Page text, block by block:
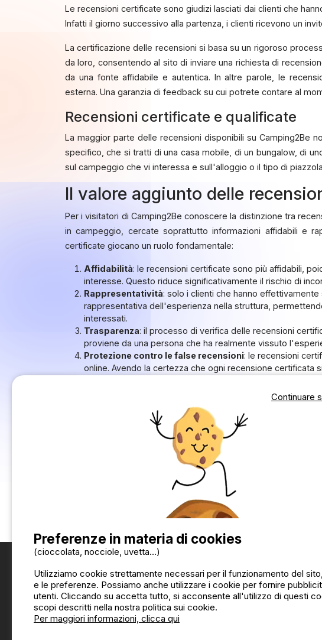
Le recensioni certificate sono giudizi lasciati dai clienti che
Infatti il giorno successivo alla partenza, i clienti ricevono un
La certificazione delle recensioni si basa su un rigoroso
da loro, consentendo al sito di inviare una richiesta di
da una fonte affidabile e autentica. In altre parole, le
esterna. Una garanzia di feedback su cui potrete contare al
Recensioni certificate e qualificate
La maggior parte delle recensioni disponibili su Camping2Be
specifico, che si tratti di una casa mobile, di un bungalow, di
sul campeggio che vi interessa e sull'alloggio o il tipo di
Il valore aggiunto delle
Per i visitatori di Camping2Be conoscere la distinzione tra
in campeggio, cercate soprattutto informazioni affidabili e
certificate giocano un ruolo fondamentale:
Affidabilità: le recensioni certificate sono più affidabili,
interesse. Questo riduce significativamente il rischio di
Rappresentatività: solo i clienti che hanno
rappresentativa dell'esperienza nella struttura,
interessati.
Trasparenza: il processo di verifica delle recensioni
proviene da una persona che ha realmente vissuto
Protezione contro le false recensioni: le recensioni
online. Avendo la certezza che ogni recensione certificata
: la qualità delle informazioni è
dei servizi, delle strutture, degli alloggi e dell'accoglienza
Su Camping2Be, le recensioni certificate sono più di una
che cercano di fare una scelta basandosi su informazioni
garantendo che ogni decisione si basi su testimonianze
Buona lettura e buon soggiorno in campeggio!
Continuare
Preferenze in materia di cookies
(cioccolata, nocciole, uvetta...)
Utilizziamo cookie strettamente necessari per il funzionamento del
e le preferenze. Possiamo anche utilizzare i cookie per fornire
utenti. Cliccando su accetta tutto, si acconsente all'utilizzo di questi
scopi descritti nella nostra politica sui cookie.
Per maggiori informazioni, clicca qui